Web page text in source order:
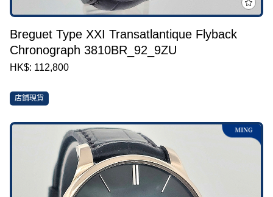
Breguet Type XXI Transatlantique Flyback
Chronograph 3810BR_92_9ZU
HK$: 112,800
店鋪現貨